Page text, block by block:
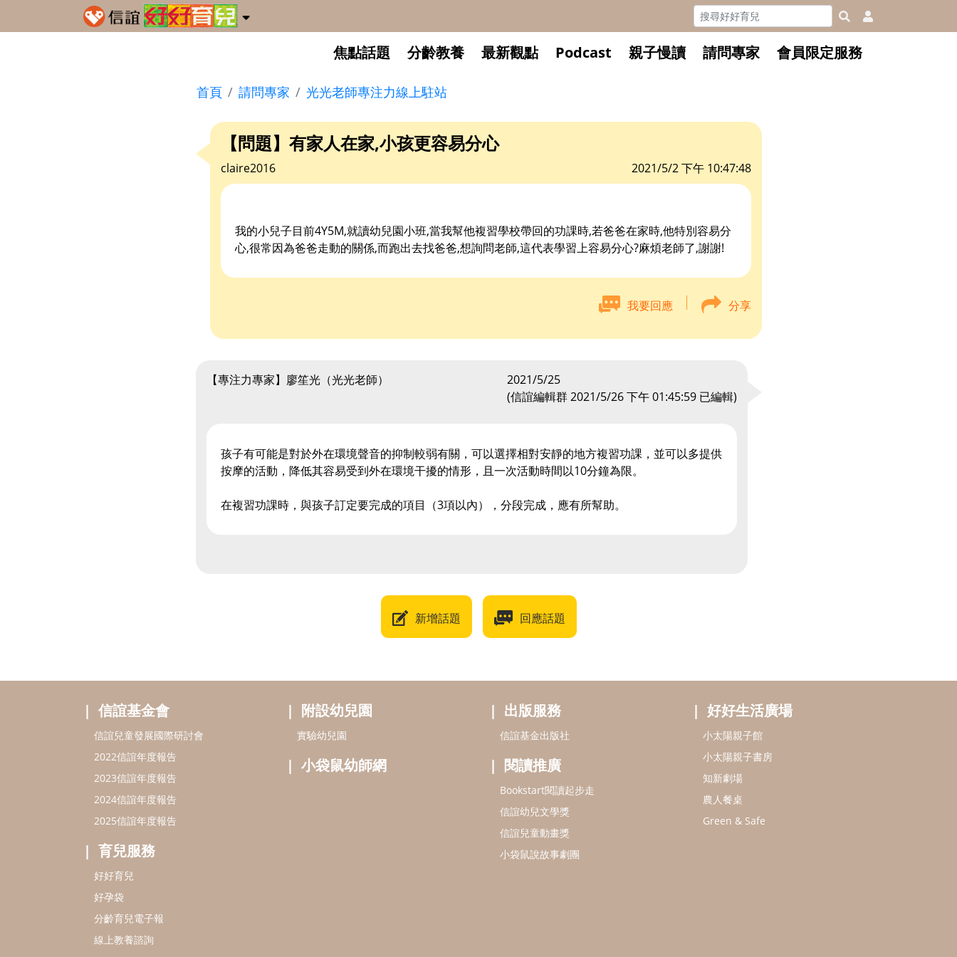
焦點話題 分齡教養 最新觀點 Podcast 親子慢讀 請問專家 會員限定服務
首頁 請問專家 光光老師專注力線上駐站
【問題】有家人在家,小孩更容易分心
claire2016 2021/5/2 下午 10:47:48
我的小兒子目前4Y5M,就讀幼兒園小班,當我幫他複習學校帶回的功課時,若爸爸在家時,他特別容易分
心,很常因為爸爸走動的關係,而跑出去找爸爸,想詢問老師,這代表學習上容易分心?麻煩老師了,謝謝!
我要回應 分享
【專注力專家】廖笙光（光光老師）
2021/5/25
(信誼編輯群 2021/5/26 下午 01:45:59已編輯)
孩子有可能是對於外在環境聲音的抑制較弱有關，可以選擇相對安靜的地方複習功課，並可以多提供
按摩的活動，降低其容易受到外在環境干擾的情形，且一次活動時間以10分鐘為限。
在複習功課時，與孩子訂定要完成的項目（3項以內），分段完成，應有所幫助。
新增話題 回應話題
信誼基金會
信誼兒童發展國際研討會
2022信誼年度報告
2023信誼年度報告
2024信誼年度報告
2025信誼年度報告
育兒服務
好好育兒
好孕袋
分齡育兒電子報
線上教養諮詢
附設幼兒園
實驗幼兒園
小袋鼠幼師網
出版服務
信誼基金出版社
閱讀推廣
Bookstart閱讀起步走
信誼幼兒文學獎
信誼兒童動畫獎
小袋鼠說故事劇團
好好生活廣場
小太陽親子館
小太陽親子書房
知新劇場
農人餐桌
Green & Safe